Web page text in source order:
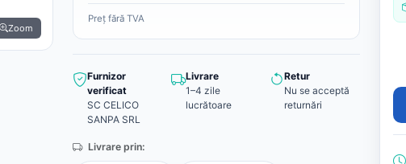
Zoom
Preț fără TVA
Furnizor
verificat
SC CELICO
SANPA SRL
Livrare
1–4 zile
lucrătoare
Retur
Nu se acceptă
returnări
Livrare prin: